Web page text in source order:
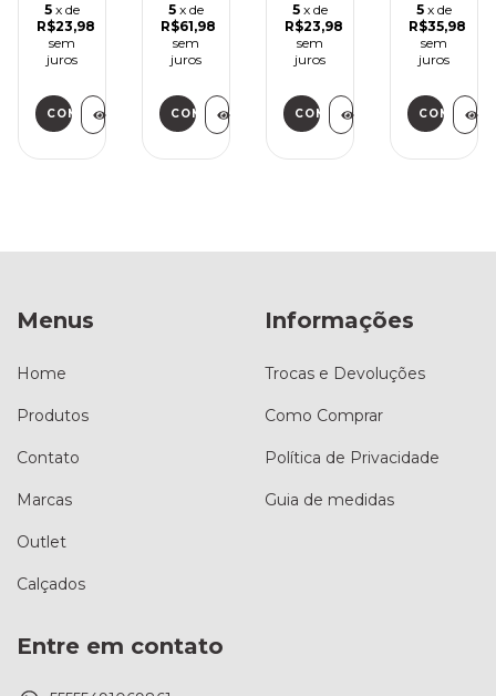
5 x de
R$23,98
sem
juros
5 x de
R$61,98
sem
juros
COMPRAR
5 x de
R$23,98
sem
juros
5 x de
R$35,98
sem
juros
COMPRAR
Menus
Home
Produtos
Contato
Marcas
Outlet
Calçados
Informações
Trocas e Devoluções
Como Comprar
Política de Privacidade
Guia de medidas
Entre em contato